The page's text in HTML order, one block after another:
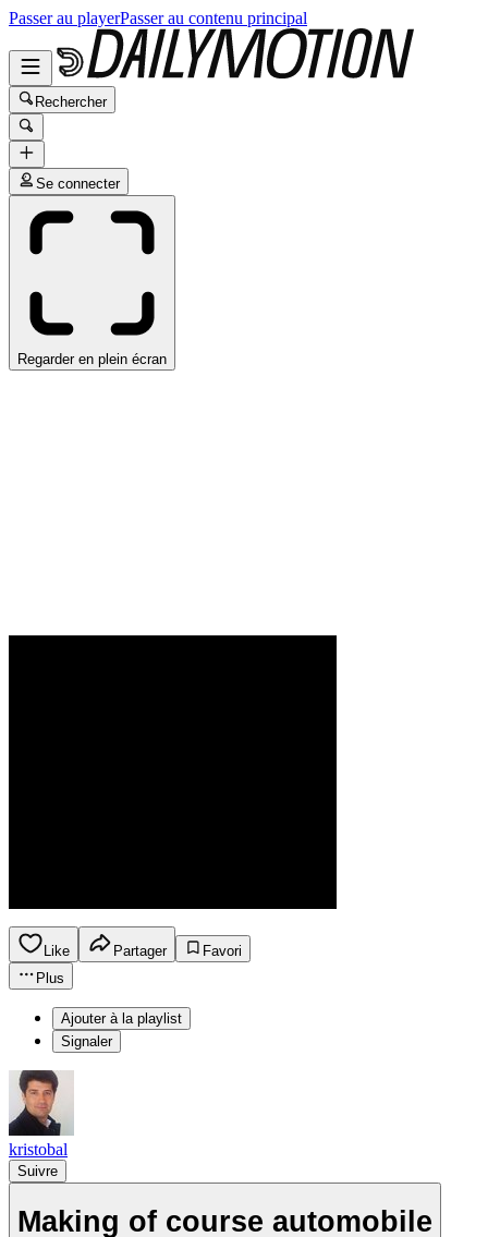
Passer au playerPasser au contenu principal
Rechercher
Se connecter
Regarder en plein écran
Like Partager
Favori
Plus
Ajouter à la playlist
Signaler
kristobal
Suivre
Making of course automobile